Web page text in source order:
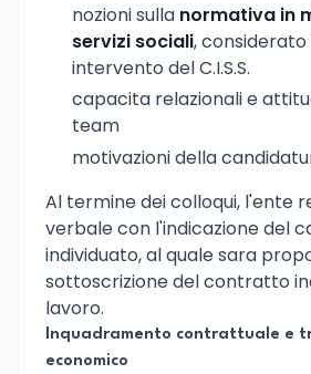
nozioni sulla normativa in
servizi sociali,
intervento del C.I.S.S.
capacita relazionali e
team
motivazioni della
Al termine dei colloqui, l'ente
verbale con l'indicazione del
individuato, al quale sara
sottoscrizione del contratto
lavoro.
Inquadramento contrattuale e
economico